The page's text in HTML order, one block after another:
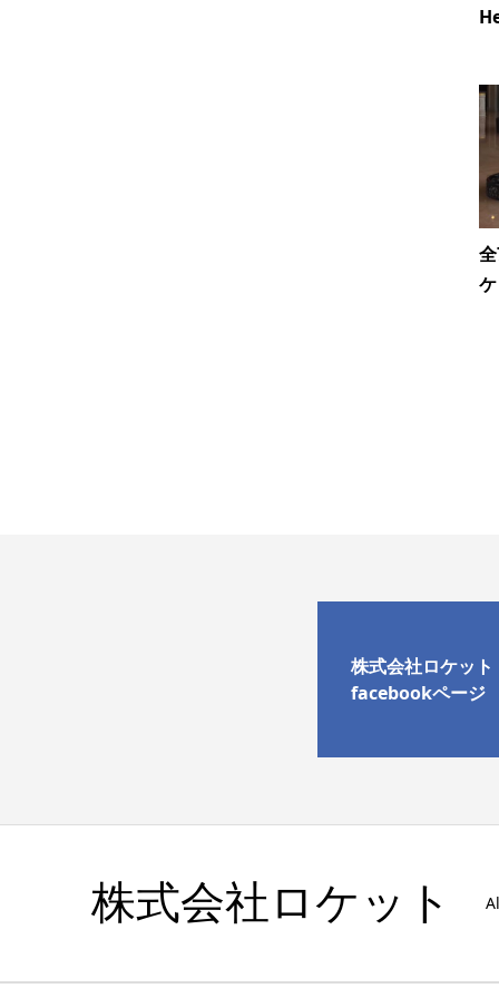
株式会社ロケット
facebookページ
株式会社ロケット